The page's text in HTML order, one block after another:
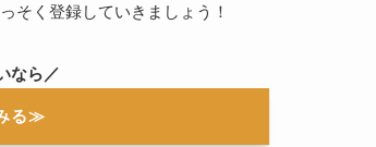
そく登録していきましょう！
なら ／
る≫